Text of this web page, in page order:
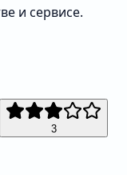
и сервисе.
3